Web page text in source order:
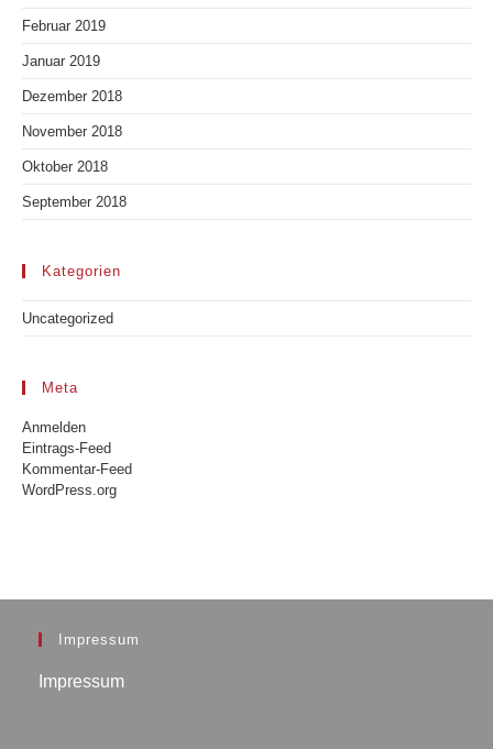
Februar 2019
Januar 2019
Dezember 2018
November 2018
Oktober 2018
September 2018
Kategorien
Uncategorized
Meta
Anmelden
Eintrags-Feed
Kommentar-Feed
WordPress.org
Impressum
Impressum